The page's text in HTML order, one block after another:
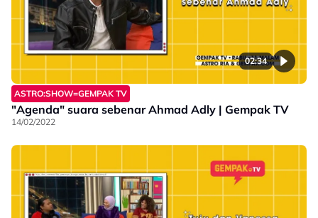
02:34
ASTRO:SHOW=GEMPAK TV
"Agenda" suara sebenar Ahmad Adly | Gempak TV
14/02/2022